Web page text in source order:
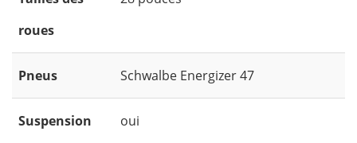
roues
Pneus Schwalbe Energizer 47
Suspension
oui